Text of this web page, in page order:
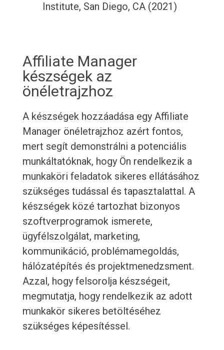
Institute, San Diego, CA (2021)
Affiliate Manager
készségek az
önéletrajzhoz
A készségek hozzáadása egy Affiliate
Manager önéletrajzhoz azért fontos,
mert segít demonstrálni a potenciális
munkáltatóknak, hogy Ön rendelkezik a
munkaköri feladatok sikeres ellátásához
szükséges tudással és tapasztalattal. A
készségek közé tartozhat bizonyos
szoftverprogramok ismerete,
ügyfélszolgálat, marketing,
kommunikáció, problémamegoldás,
hálózatépítés és projektmenedzsment.
Azzal, hogy felsorolja készségeit,
megmutatja, hogy rendelkezik az adott
munkakör sikeres betöltéséhez
szükséges képesítéssel.